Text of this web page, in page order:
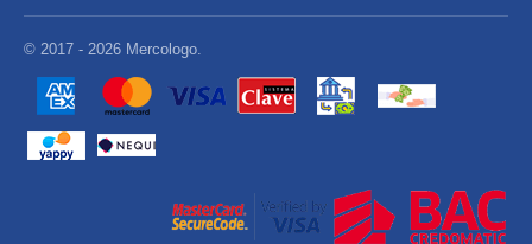
© 2017 - 2026 Mercologo.